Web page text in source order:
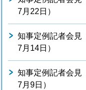
7月22日）
知事定例記者会見
7月14日）
知事定例記者会見
7月9日）